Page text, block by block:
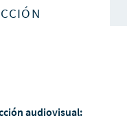
audiovisual: